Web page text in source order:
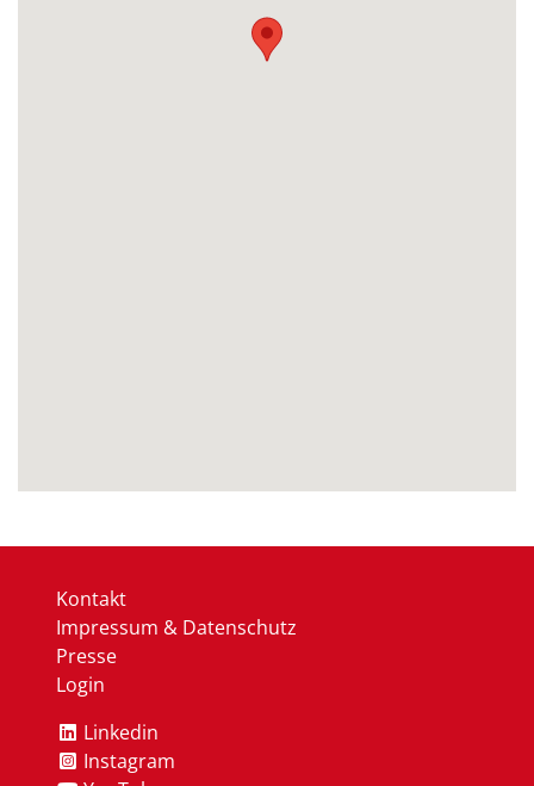
Kontakt
Impressum & Datenschutz
Presse
Login
Linkedin
Instagram